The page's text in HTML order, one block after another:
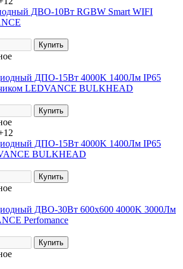
ДВО-10Вт RGBW Smart WIFI
ДПО-15Вт 4000K 1400Лм IP65
LEDVANCE BULKHEAD
ДПО-15Вт 4000K 1400Лм IP65
BULKHEAD
ДВО-30Вт 600х600 4000K 3000Лм
Perfomance